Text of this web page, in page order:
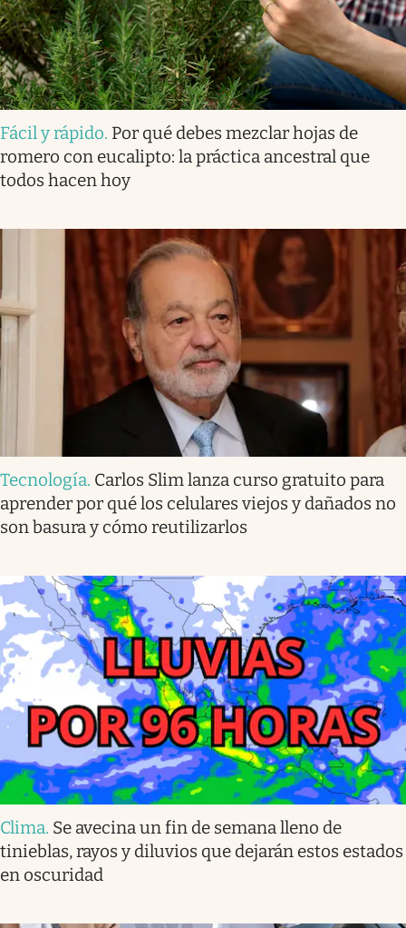
Fácil y rápido. Por qué debes mezclar hojas de
romero con eucalipto: la práctica ancestral que
todos hacen hoy
Tecnología. Carlos Slim lanza curso gratuito para
aprender por qué los celulares viejos y dañados no
son basura y cómo reutilizarlos
Clima. Se avecina un fin de semana lleno de
tinieblas, rayos y diluvios que dejarán estos estados
en oscuridad